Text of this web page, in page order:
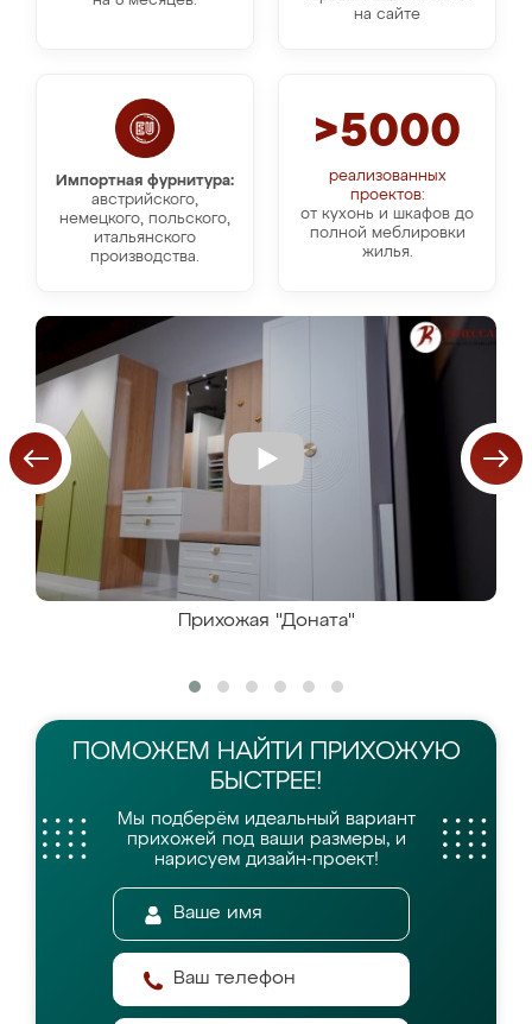
на сайте
Импортная фурнитура:
австрийского,
немецкого, польского,
итальянского
производства.
>5000
реализованных
проектов:
от кухонь и шкафов до
полной меблировки
жилья.
Прихожая "Доната"
ПОМОЖЕМ НАЙТИ
ПРИХОЖУЮ
БЫСТРЕЕ!
Мы подберём идеальный вариант
прихожей под ваши размеры, и
нарисуем дизайн-проект!